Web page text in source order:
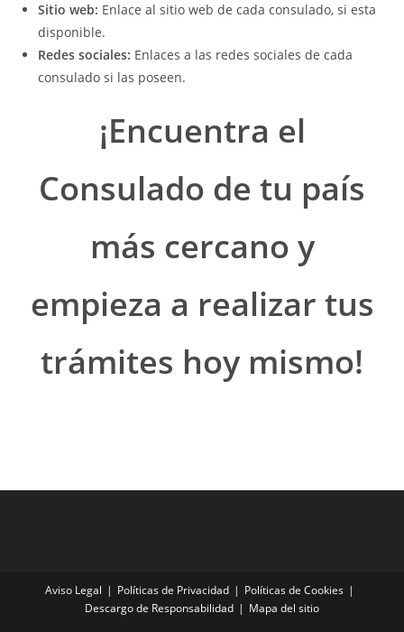
Sitio web: Enlace al sitio web de cada consulado, si esta
disponible.
Redes sociales: Enlaces a las redes sociales de cada
consulado si las poseen.
¡Encuentra el
Consulado de tu país
más cercano y
empieza a realizar tus
trámites hoy mismo!
Aviso Legal Políticas de Privacidad
Políticas de Cookies
Descargo de Responsabilidad
Mapa del sitio